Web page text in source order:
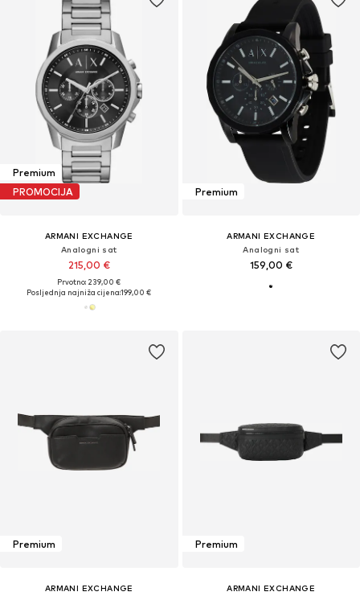
Premium
PROMOCIJA
ARMANI EXCHANGE
Analogni sat
215,00 €
Prvotno: 239,00 €
Posljednja najniža cijena:199,00 €
Premium
ARMANI EXCHANGE
Analogni sat
159,00 €
Premium
ARMANI EXCHANGE
Premium
ARMANI EXCHANGE